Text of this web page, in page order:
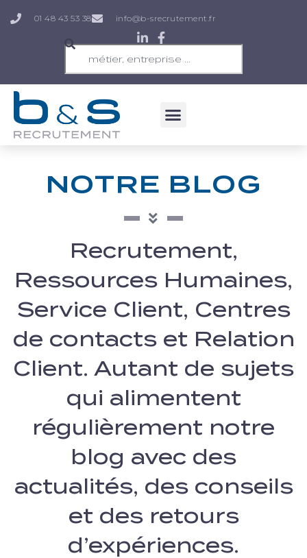
01 48 43 53 38 info@b-srecrutement.fr
NOTRE BLOG
Recrutement,
Ressources Humaines,
Service Client, Centres
de contacts et Relation
Client. Autant de sujets
qui alimentent
régulièrement notre
blog avec des
actualités, des conseils
et des retours
d’expériences.